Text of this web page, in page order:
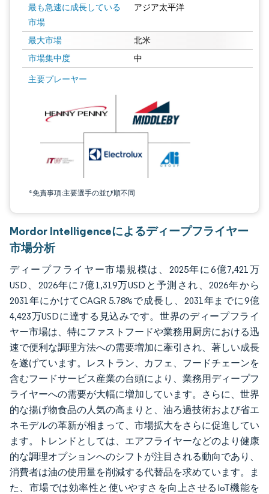
最も急速に成長している
市場
アジア太平洋
最大市場 北米
市場集中度 中
主要プレーヤー
*免責事項:主要選手の並び順不同
画像 © Mordor Intelligence。再利用にはCC BY 4.0の表示が必要です。
Mordor Intelligenceによるディープフライヤー
市場分析
ディープフライヤー市場規模は、2025年に6億7,421万
USD、2026年に7億1,319万USDと予測され、2026年から
2031年にかけてCAGR 5.78%で成長し、2031年までに9億
4,423万USDに達する見込みです。世界のディープフライ
ヤー市場は、特にファストフードや業務用厨房における迅
速で便利な調理方法への需要増加に牽引され、著しい成長
を遂げています。レストラン、カフェ、フードチェーンを
含むフードサービス産業の台頭により、業務用ディープフ
ライヤーへの需要が大幅に増加しています。さらに、世界
的な揚げ物食品の人気の高まりと、油ろ過技術および省エ
ネモデルの革新が相まって、市場拡大をさらに促進してい
ます。トレンドとしては、エアフライヤーなどのより健康
的な調理オプションへのシフトが注目される動向であり、
消費者は油の使用量を削減する代替品を求めています。ま
た、市場では効率性と使いやすさを向上させるIoT機能を